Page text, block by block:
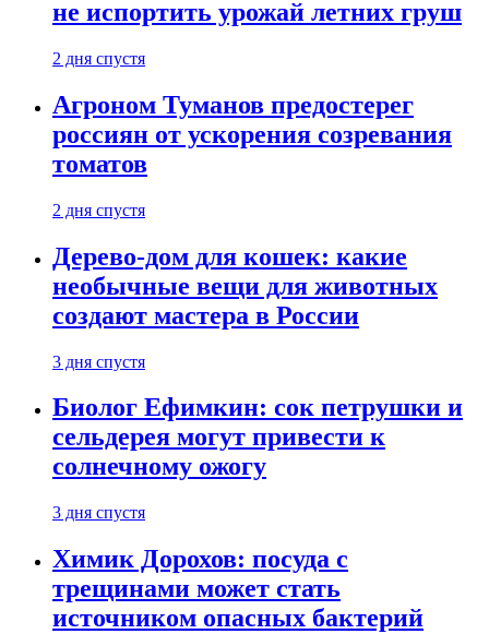
не испортить урожай летних груш
2 дня спустя
Агроном Туманов предостерег
россиян от ускорения созревания
томатов
2 дня спустя
Дерево-дом для кошек: какие
необычные вещи для животных
создают мастера в России
3 дня спустя
Биолог Ефимкин: сок петрушки и
сельдерея могут привести к
солнечному ожогу
3 дня спустя
Химик Дорохов: посуда с
трещинами может стать
источником опасных бактерий